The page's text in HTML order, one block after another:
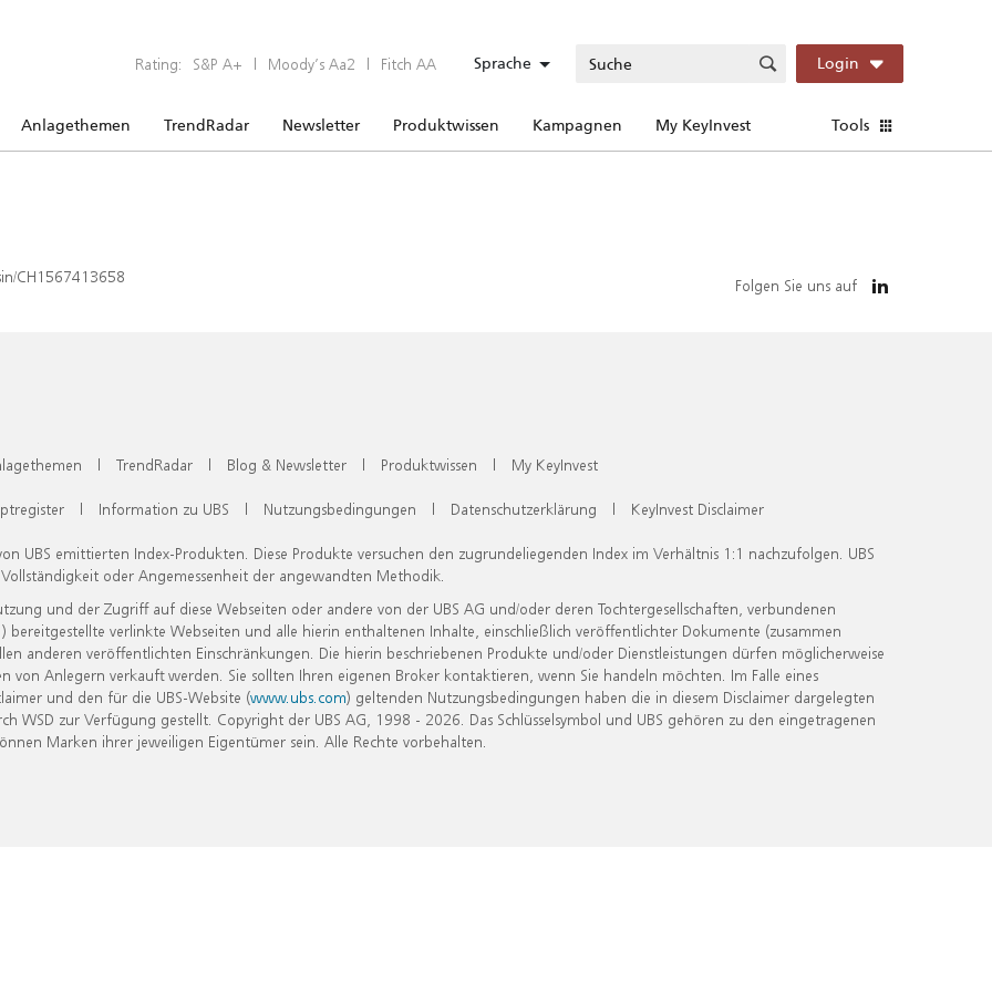
Rating: S&P A+ | Moody’s Aa2 | Fitch AA Sprache Login
Anlagethemen TrendRadar Newsletter Produktwissen Kampagnen My KeyInvest Tools
CH1567413658 Folgen Sie uns auf
| TrendRadar | Blog & Newsletter | Produktwissen | My KeyInvest
| Information zu UBS | Nutzungsbedingungen | Datenschutzerklärung | KeyInvest Disclaimer
UBS emittierten Index-Produkten. Diese Produkte versuchen den zugrundeliegenden Index im Verhältnis 1:1 nachzufolgen. UBS
oder Angemessenheit der angewandten Methodik.
und der Zugriff auf diese Webseiten oder andere von der UBS AG und/oder deren Tochtergesellschaften, verbundenen
verlinkte Webseiten und alle hierin enthaltenen Inhalte, einschließlich veröffentlichter Dokumente (zusammen
anderen veröffentlichten Einschränkungen. Die hierin beschriebenen Produkte und/oder Dienstleistungen dürfen möglicherweise
Anlegern verkauft werden. Sie sollten Ihren eigenen Broker kontaktieren, wenn Sie handeln möchten. Im Falle eines
und den für die UBS-Website (www.ubs.com) geltenden Nutzungsbedingungen haben die in diesem Disclaimer dargelegten
zur Verfügung gestellt. Copyright der UBS AG, 1998 - 2026. Das Schlüsselsymbol und UBS gehören zu den eingetragenen
Marken ihrer jeweiligen Eigentümer sein. Alle Rechte vorbehalten.